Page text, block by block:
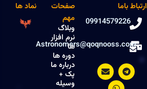
ارتباط باما
09914579226
Astronomers@qoqnooss.com
T
e
l
E
n
v
W
h
a
صفحات
مهم
وبلاگ
نرم افزار
ها
دوره ها
درباره ما
پک +
وسیله
نماد ها